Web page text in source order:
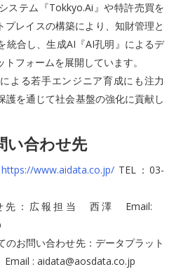
ステム『Tokkyo.Ai』や特許売買を
プレイスの構築により、知財管理と
統合し、生成AI『AI孔明』によるデ
フォームを展開しています。
よる若手エンジニア育成にも注力
護を通じて社会基盤の強化に貢献し
い合わせ先
https://www.aidata.co.jp/TEL：03-
先：広報担当 西澤 Email:
のお問い合わせ先：データプラット
: aidata@aosdata.co.jp